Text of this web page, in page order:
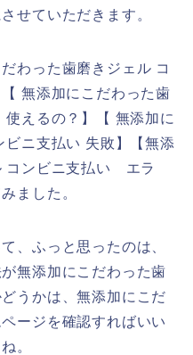
せていただきます。
わった歯磨きジェル コ
無添加にこだわった歯
えるの？】【 無添加に
ビニ支払い 失敗】【無添
コンビニ支払い エラ
ました。
、ふっと思ったのは、
無添加にこだわった歯
うかは、無添加にこだ
ージを確認すればいい
。